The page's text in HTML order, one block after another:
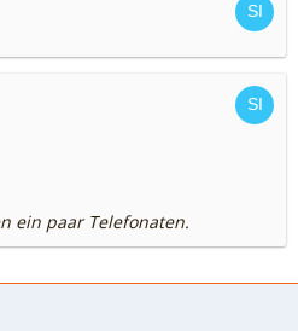
ein paar Telefonaten.